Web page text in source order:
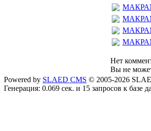
Нет
Вы не
Powered by SLAED CMS © 2005-2026
Генерация: 0.069 сек. и 15 запросов к базе